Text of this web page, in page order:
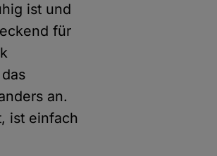
ist und
für
an.
ist einfach